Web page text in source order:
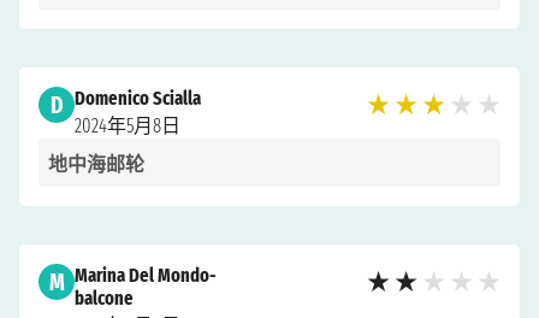
D Domenico Scialla
2024年5月8日
★ ★ ★ ★ ★
地中海邮轮
M Marina Del Mondo-
balcone
★ ★ ★ ★ ★